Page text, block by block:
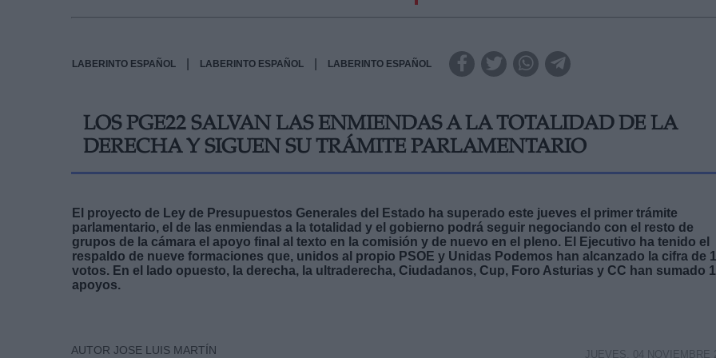
LABERINTO ESPAÑOL LABERINTO ESPAÑOL LABERINTO ESPAÑOL
LOS PGE22 SALVAN LAS ENMIENDAS A LA TOTALIDAD DE LA
DERECHA Y SIGUEN SU TRÁMITE PARLAMENTARIO
El proyecto de Ley de Presupuestos Generales del Estado ha superado este jueves el primer trámite
parlamentario, el de las enmiendas a la totalidad y el gobierno podrá seguir negociando con el resto de
grupos de la cámara el apoyo final al texto en la comisión y de nuevo en el pleno. El Ejecutivo ha tenido el
respaldo de nueve formaciones que, unidos al propio PSOE y Unidas Podemos han alcanzado la cifra de
votos. En el lado opuesto, la derecha, la ultraderecha, Ciudadanos, Cup, Foro Asturias y CC han sumado
apoyos.
AUTOR JOSE LUIS MARTÍN JUEVES, 04 NOVIEMBRE